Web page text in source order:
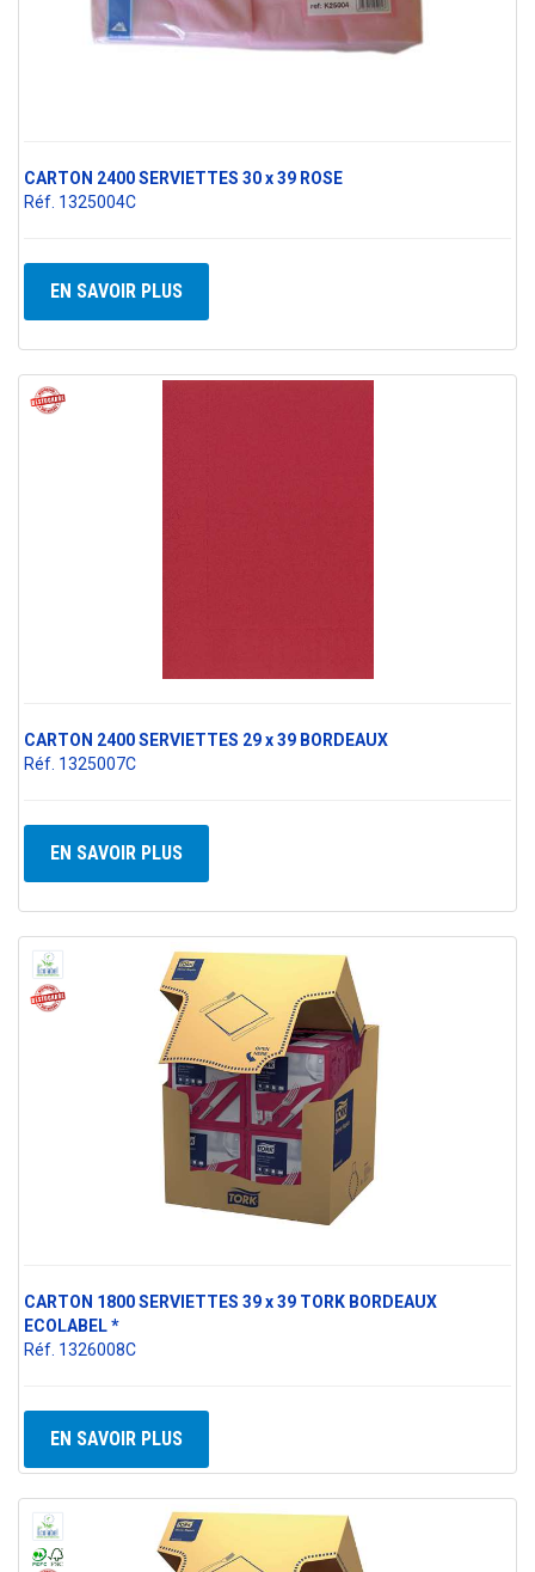
CARTON 2400 SERVIETTES 30 x 39 ROSE
Réf. 1325004C
EN SAVOIR PLUS
CARTON 2400 SERVIETTES 29 x 39 BORDEAUX
Réf. 1325007C
EN SAVOIR PLUS
CARTON 1800 SERVIETTES 39 x 39 TORK BORDEAUX
ECOLABEL *
Réf. 1326008C
EN SAVOIR PLUS